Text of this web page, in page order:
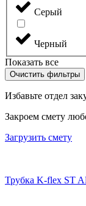
Серый
Черный
Показать все
Очистить фильтры
Избавьте отдел
Закроем смету
Загрузить смету
Трубка K-flex ST